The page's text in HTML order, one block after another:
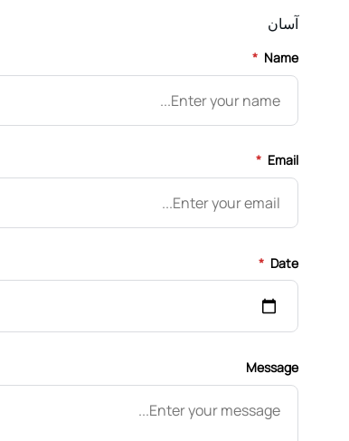
آسان
Name
*
Email
*
Date
*
Message